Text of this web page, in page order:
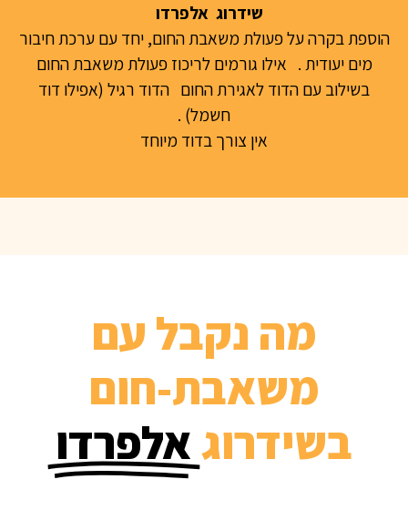
שידרוג אלפרדו
הוספת בקרה על פעולת משאבת החום, יחד עם ערכת חיבור
מים יעודית . אילו גורמים לריכוז פעולת משאבת החום
בשילוב עם הדוד לאגירת החום הדוד רגיל (אפילו דוד
חשמל) .
אין צורך בדוד מיוחד
מה נקבל עם
משאבת-חום
בשידרוגאלפרדו